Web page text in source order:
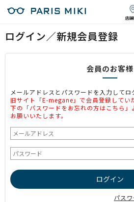
店舗
ログイン／新規会員登録
会員のお客様
メールアドレスとパスワードを入力してロ
旧サイト「E-megane」で会員登録してい
下の「パスワードをお忘れの方はこちら
お願いいたします。
パス